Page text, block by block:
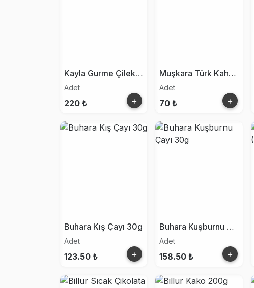
Kayla Gurme Çilek Çayı 250g
Adet
220 ₺ +
Muşkara Türk Kahvesi 100g
Adet
70 ₺ +
Buhara Kış Çayı 30g
Adet
123.50 ₺ +
Buhara Kuşburnu Çayı 30g
Adet
158.50 ₺ +